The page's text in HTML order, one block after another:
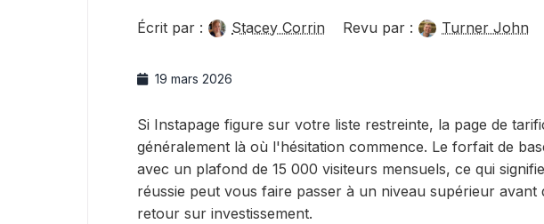
Écrit par : Stacey Corrin Revu par : Turner John
19 mars 2026
Si Instapage figure sur votre liste restreinte, la page de
généralement là où l'hésitation commence. Le forfait de
avec un plafond de 15 000 visiteurs mensuels, ce qui
réussie peut vous faire passer à un niveau supérieur
retour sur investissement.